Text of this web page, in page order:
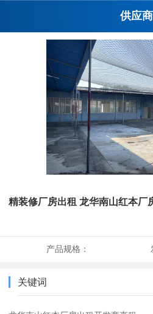
供应
精装修厂房出租 龙华南山红本厂
产品规格：
关键词